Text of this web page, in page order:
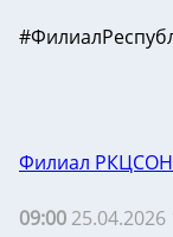
Филиал РКЦСОН
09:00 25.04.2026